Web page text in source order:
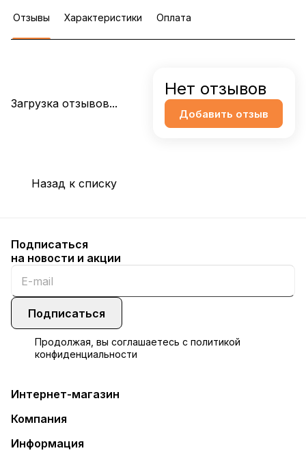
Отзывы Характеристики Оплата
Загрузка отзывов...
Нет отзывов
Добавить отзыв
Назад к списку
Подписаться
на новости и акции
Подписаться
Продолжая, вы соглашаетесь с политикой
конфиденциальности
Интернет-магазин
Компания
Информация